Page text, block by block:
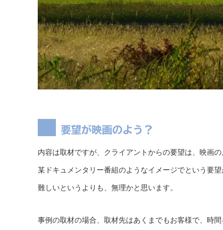
要望が映画のよう？
内容は取材ですが、クライアントからの要望は、映画
某ドキュメンタリー番組のようなイメージでという要
難しいというよりも、無理かと思います。
事例の取材の場合、取材先はあくまでもお客様で、時